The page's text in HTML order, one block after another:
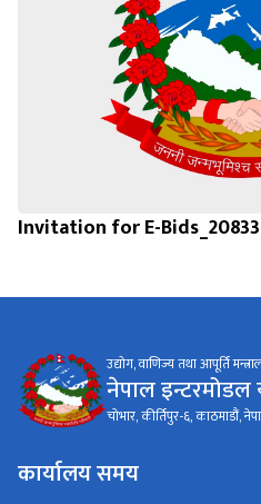
Invitation for E-
उद्योग, वाणिज्य तथा आपूर्ति
नेपाल इन्टरमोडल
चोभार, कीर्तिपुर-६, काठमाडौं,
कार्यालय समय